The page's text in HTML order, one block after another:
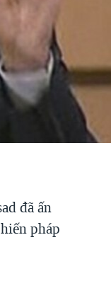
đã ấn
pháp